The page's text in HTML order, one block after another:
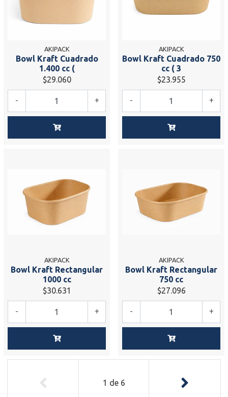
AKIPACK
Bowl Kraft Cuadrado
1.400 cc (
$29.060
+
-
AKIPACK
Bowl Kraft Cuadrado 750
cc ( 3
$23.955
+
-
AKIPACK
Bowl Kraft Rectangular
1000 cc
$30.631
+
-
AKIPACK
Bowl Kraft Rectangular
750 cc
$27.096
+
-
1 de 6